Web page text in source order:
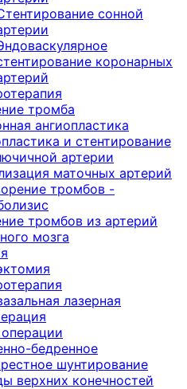
сонной
коронарных
тромба
ангиопластика
и стентирование
артерии
маточных артерий
тромбов -
тромбов из артерий
мозга
лазерная
бедренное
шунтирование
верхних конечностей